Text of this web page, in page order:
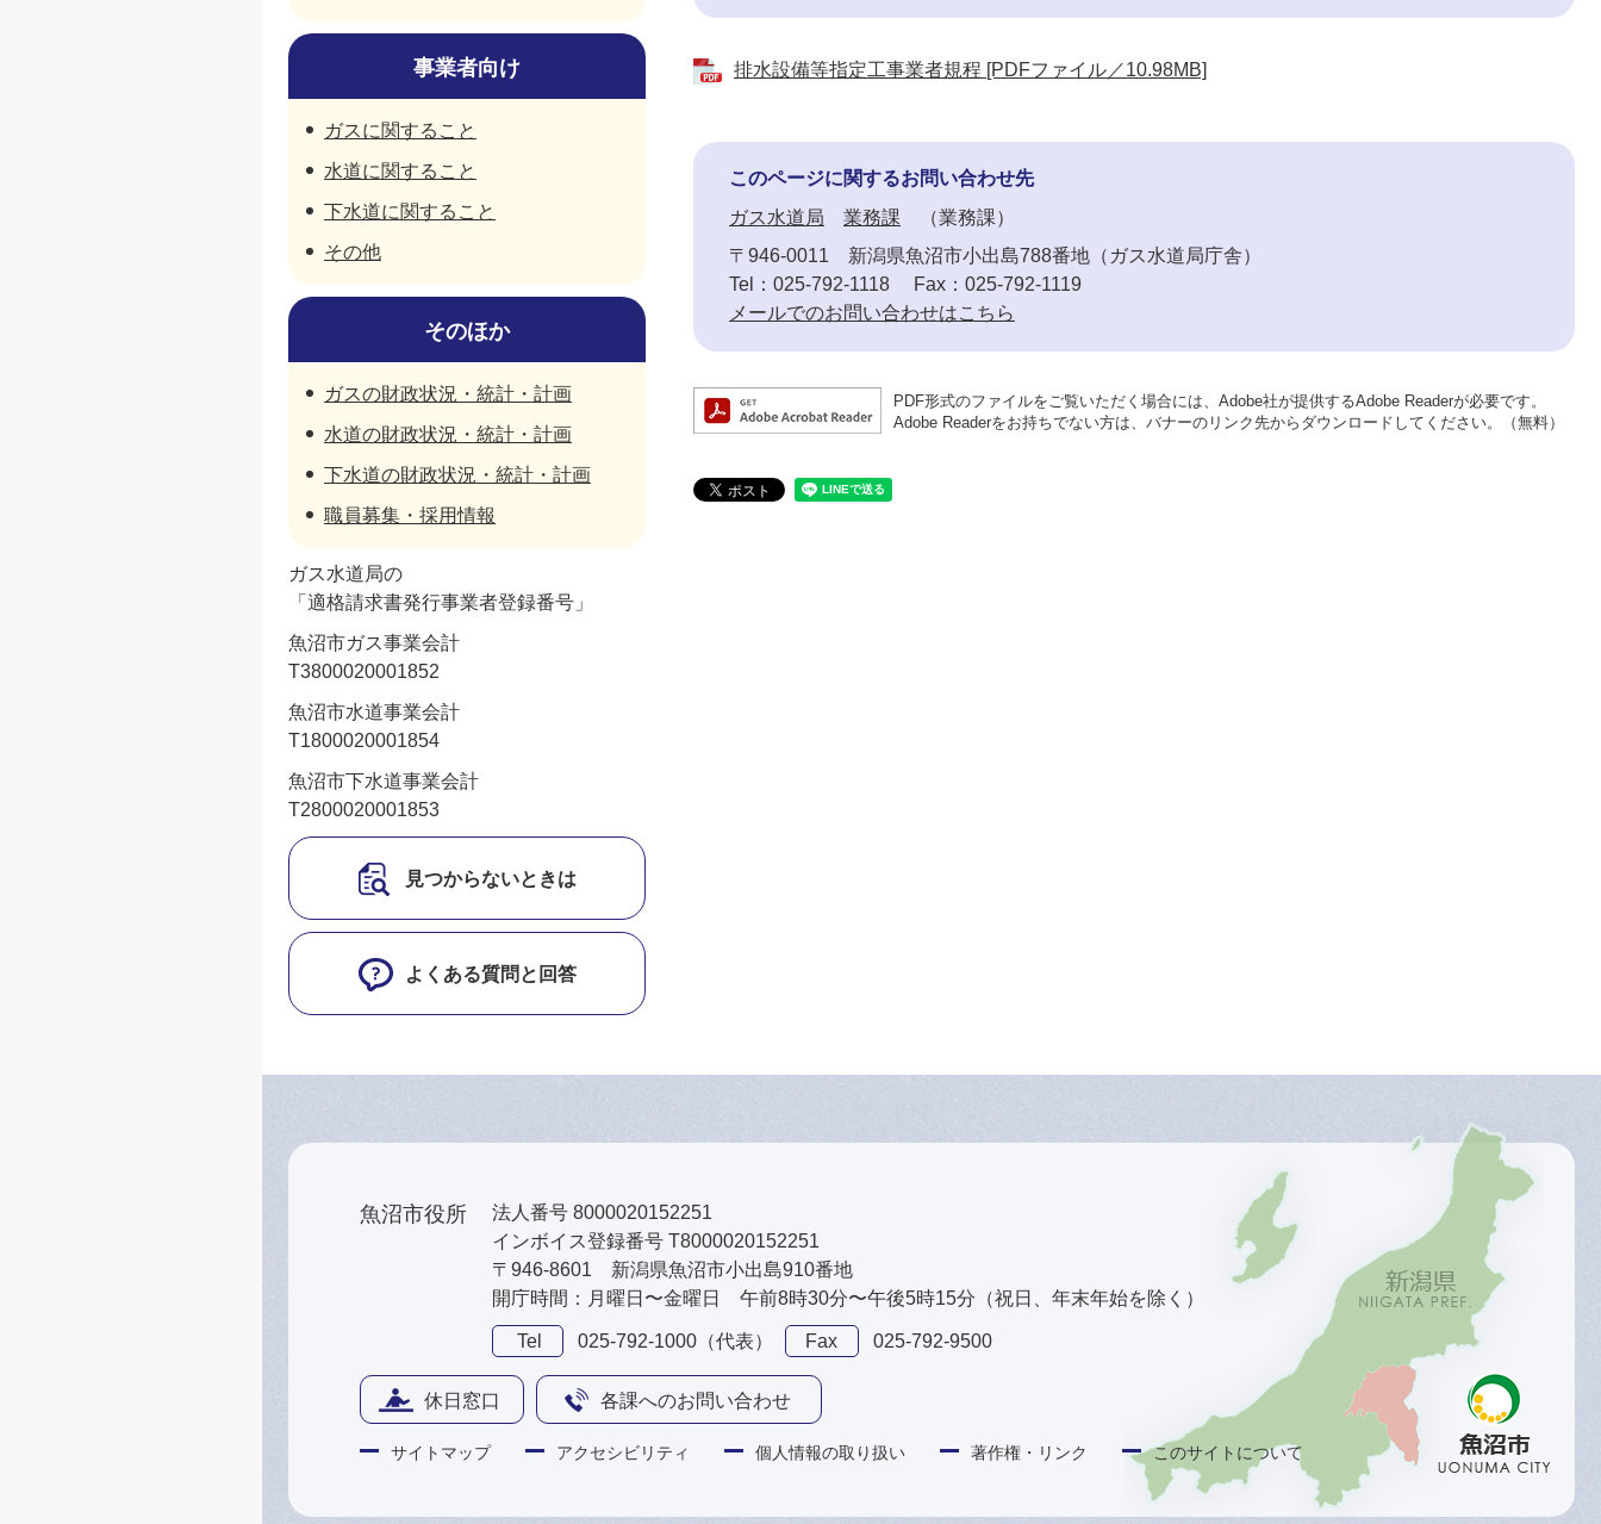
排水設備等指定工事業者規程 [PDFファイル／10.98MB]
このページに関するお問い合わせ先
ガス水道局
業務課
業務課
〒946-0011
新潟県魚沼市小出島788番地（ガス水道局庁舎）
Tel：025-792-1118
Fax：025-792-1119
メールでのお問い合わせはこちら
PDF形式のファイルをご覧いただく場合には、Adobe社が提供するAdobe Readerが必要です。
Adobe Readerをお持ちでない方は、バナーのリンク先からダウンロードしてください。（無料）
事業者向け
ガスに関すること
水道に関すること
下水道に関すること
その他
そのほか
ガスの財政状況・統計・計画
水道の財政状況・統計・計画
下水道の財政状況・統計・計画
職員募集・採用情報
ガス水道局の
「適格請求書発行事業者登録番号」
魚沼市ガス事業会計
T3800020001852
魚沼市水道事業会計
T1800020001854
魚沼市下水道事業会計
T2800020001853
見つからないときは
よくある質問と回答
魚沼市役所
法人番号 8000020152251
インボイス登録番号 T8000020152251
〒946-8601 新潟県魚沼市小出島910番地
開庁時間：月曜日〜金曜日 午前8時30分〜午後5時15分（祝日、年末年始を除く）
Tel 025-792-1000（代表） Fax 025-792-9500
休日窓口 各課へのお問い合わせ
サイトマップ アクセシビリティ 個人情報の取り扱い 著作権・リンク このサイトについて